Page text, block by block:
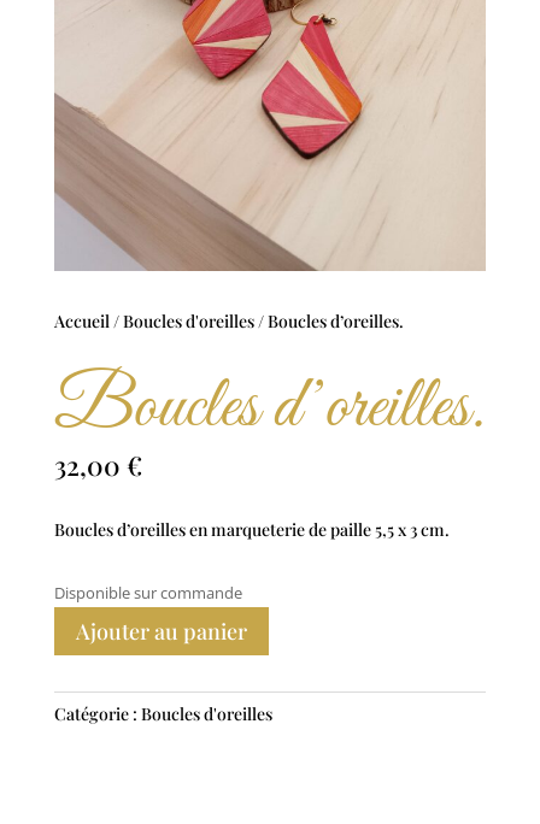
Accueil /Boucles d'oreilles/ Boucles d’oreilles.
Boucles d’oreilles.
32,00 €
Boucles d’oreilles en marqueterie de paille 5,5 x 3 cm.
Disponible sur commande
Ajouter au panier
Catégorie : Boucles d'oreilles